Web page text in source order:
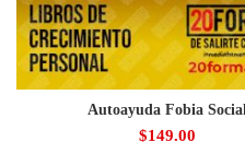
Autoayuda Fobia Social
$149.00